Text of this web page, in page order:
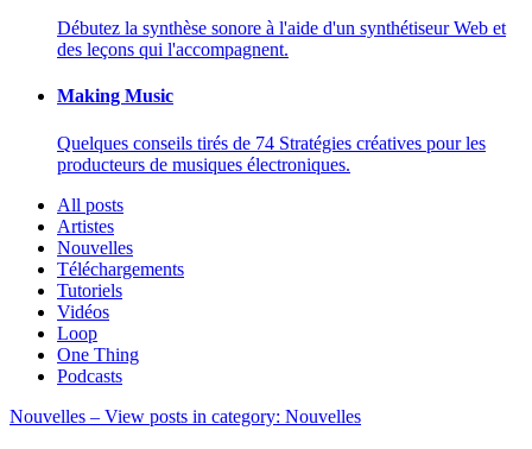
Débutez la synthèse sonore à l'aide d'un synthétiseur Web et
des leçons qui l'accompagnent.
Making Music
Quelques conseils tirés de 74 Stratégies créatives pour les
producteurs de musiques électroniques.
All posts
Artistes
Nouvelles
Téléchargements
Tutoriels
Vidéos
Loop
One Thing
Podcasts
Nouvelles – View posts in category: Nouvelles